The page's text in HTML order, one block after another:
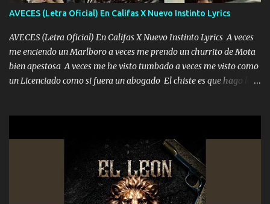
adoro
AVECES (Letra Oficial) En Califas X Nuevo Instinto Lyrics
AVECES (Letra Oficial) En Califas X Nuevo Instinto Lyrics A veces
me enciendo un Marlboro a veces me prendo un churrito de Mota
bien apestosa A veces me he visto tumbado a veces me visto como
un Licenciado como si fuera un abogado El chiste es que hago lo
corriente no quieren verte subir de level trucha mis plebes Música
A veces me pongo un sombrero a veces me ven la cachucha de lado
con la mirada siempre en alto A veces me fajó una super o a veces
me fajó una Glock siempre armado todas las generaciones yo
traigo El chiste es que hago lo que quiero pues así soy me mandó